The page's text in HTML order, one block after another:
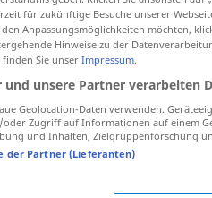
für zukünftige Besuche unserer
Anpassungsmöglichkeiten möchten,
Hinweise zu der
finden Sie unser Impressum.
und unsere Partner verarbeiten
Geolocation-Daten verwenden.
Zugriff auf Informationen auf einem
und Inhalten, Zielgruppenforschung
der Partner (Lieferanten)